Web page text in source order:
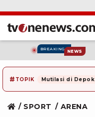
BREAKING NEWS
# TOPIK Mutilasi di Depok
SPORT ARENA